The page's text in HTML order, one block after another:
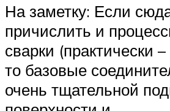
На заметку: Если
причислить и
сварки (практически
то базовые
очень тщательной